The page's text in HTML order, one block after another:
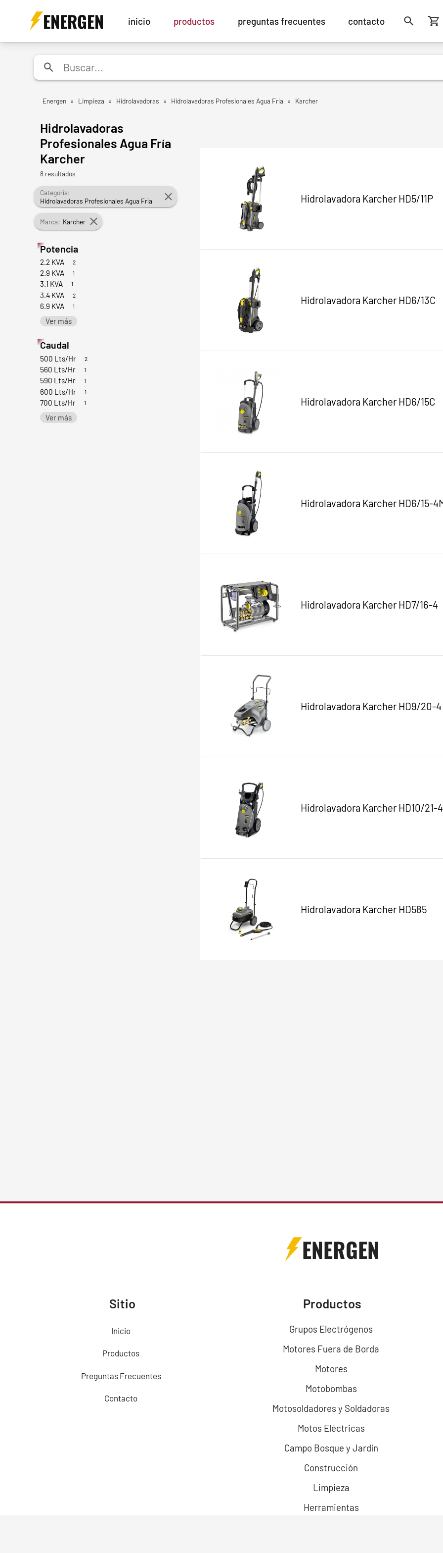
ENERGEN inicio productos preguntas frecuentes contacto
Energen » Limpieza » Hidrolavadoras » Hidrolavadoras Profesionales Agua Fría » Karcher
Hidrolavadoras
Profesionales Agua Fría
Karcher
8 resultados
Categoría:
Hidrolavadoras Profesionales Agua Fría
Marca: Karcher
Potencia
2.2 KVA 2
2.9 KVA 1
3.1 KVA 1
3.4 KVA 2
6.9 KVA 1
Ver más
Caudal
500 Lts/Hr 2
560 Lts/Hr 1
590 Lts/Hr 1
600 Lts/Hr 1
700 Lts/Hr 1
Ver más
Hidrolavadora Karcher HD5/11P
Hidrolavadora Karcher HD6/13C
Hidrolavadora Karcher HD6/15C
Hidrolavadora Karcher HD6/15-
Hidrolavadora Karcher HD7/16-4
Hidrolavadora Karcher HD9/20-4
Hidrolavadora Karcher HD10/21-
Hidrolavadora Karcher HD585
ENERGEN
Sitio
Inicio
Productos
Preguntas Frecuentes
Contacto
Productos
Grupos Electrógenos
Motores Fuera de Borda
Motores
Motobombas
Motosoldadores y Soldadoras
Motos Eléctricas
Campo Bosque y Jardín
Construcción
Limpieza
Herramientas